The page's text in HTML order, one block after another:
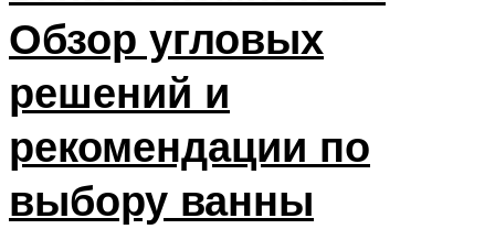
Обзор угловых
решений и
рекомендации по
выбору ванны